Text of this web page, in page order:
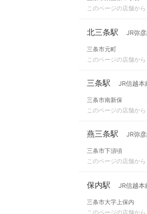
このページの店舗か
北三条駅 JR弥
三条市元町
このページの店舗か
三条駅 JR信越
三条市南新保
このページの店舗か
燕三条駅 JR弥
三条市下須頃
このページの店舗か
保内駅 JR信越
三条市大字上保内
このページの店舗か